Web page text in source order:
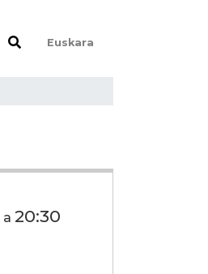
Euskara
a 20:30